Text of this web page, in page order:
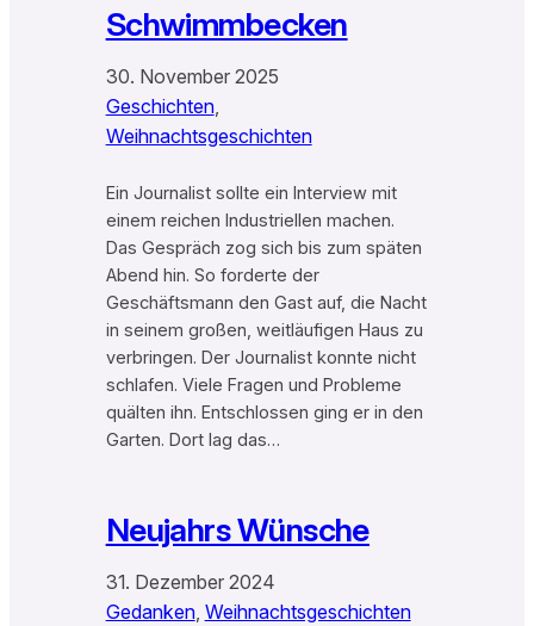
Schwimmbecken
30. November 2025
Geschichten
Weihnachtsgeschichten
Ein Journalist sollte ein Interview mit
einem reichen Industriellen machen.
Das Gespräch zog sich bis zum späten
Abend hin. So forderte der
Geschäftsmann den Gast auf, die Nacht
in seinem großen, weitläufigen Haus zu
verbringen. Der Journalist konnte nicht
schlafen. Viele Fragen und Probleme
quälten ihn. Entschlossen ging er in den
Garten. Dort lag das…
Neujahrs Wünsche
31. Dezember 2024
Gedanken, Weihnachtsgeschichten